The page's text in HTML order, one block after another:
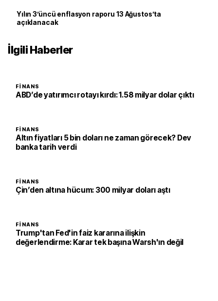
Yılın 3’üncü enflasyon raporu 13 Ağustos’ta
açıklanacak
İlgili Haberler
FINANS
ABD’de yatırımcı rotayı kırdı: 1.58 milyar dolar çıktı
FINANS
Altın fiyatları 5 bin doları ne zaman görecek? Dev
banka tarih verdi
FINANS
Çin’den altına hücum: 300 milyar doları aştı
FINANS
Trump'tan Fed'in faiz kararına ilişkin
değerlendirme: Karar tek başına Warsh'ın değil